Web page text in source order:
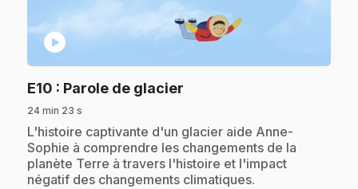
play_circle
E10 : Parole de glacier
24 min 23 s
.L'histoire captivante d'un glacier aide Anne-
Sophie à comprendre les changements de la
planète Terre à travers l'histoire et l'impact
négatif des changements climatiques.